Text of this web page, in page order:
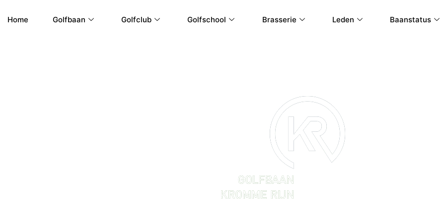
naarHome Golfbaan Golfclub Golfschool Brasserie Leden Baanstatus